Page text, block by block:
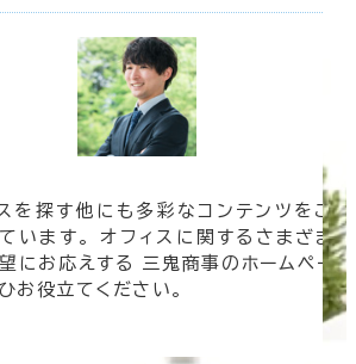
を探す他にも多彩なコンテンツをご
います。 オフィスに関するさまざま
にお応えする 三鬼商事のホームペー
お役立てください。